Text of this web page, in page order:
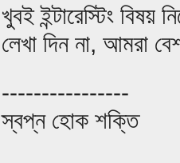
খুবই ইন্টারেস্টিং বিষয়
লেখা দিন না, আমরা
----------------
স্বপ্ন হোক শক্তি